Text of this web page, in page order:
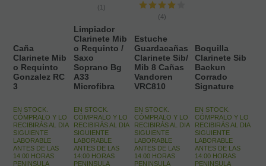
Caña
Clarinete Mib
o Requinto
Gonzalez RC
3
EN STOCK.
CÓMPRALO Y LO
RECIBIRÁS AL DIA
SIGUIENTE
LABORABLE
ANTES DE LAS
14:00 HORAS
PENINSULA
(1)
Limpiador
Clarinete Mib
o Requinto /
Saxo
Soprano Bg
A33
Microfibra
EN STOCK.
CÓMPRALO Y LO
RECIBIRÁS AL DIA
SIGUIENTE
LABORABLE
ANTES DE LAS
14:00 HORAS
PENINSULA
(4)
Estuche
Guardacañas
Clarinete Sib/
Mib 8 Cañas
Vandoren
VRC810
EN STOCK.
CÓMPRALO Y LO
RECIBIRÁS AL DIA
SIGUIENTE
LABORABLE
ANTES DE LAS
14:00 HORAS
PENINSULA
Boquilla
Clarinete Sib
Backun
Corrado
Signature
EN STOCK.
CÓMPRALO Y LO
RECIBIRÁS AL DIA
SIGUIENTE
LABORABLE
ANTES DE LAS
14:00 HORAS
PENINSULA